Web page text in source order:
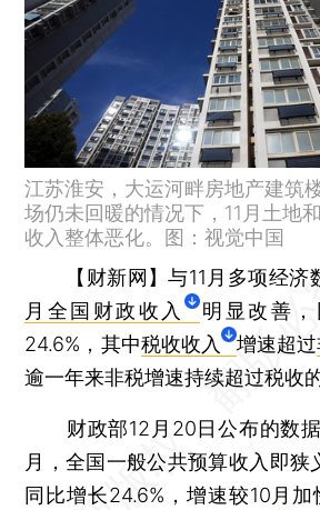
江苏淮安，大运河畔房地产建筑
场仍未回暖的情况下，11月土地
收入整体恶化。图：视觉中国
【财新网】与11月多项经济
月全国财政收入
明显改善，
24.6%，其中税收收入 增速超过
逾一年来非税增速持续超过税收
财政部12月20日公布的数据
月，全国一般公共预算收入即狭
同比增长24.6%，增速较10月